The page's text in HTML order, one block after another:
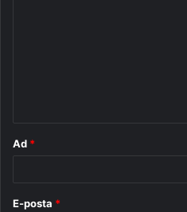
Ad *
E-posta *